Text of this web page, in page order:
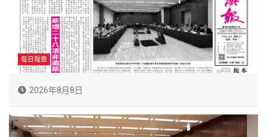
每日報章
2026年8月8日